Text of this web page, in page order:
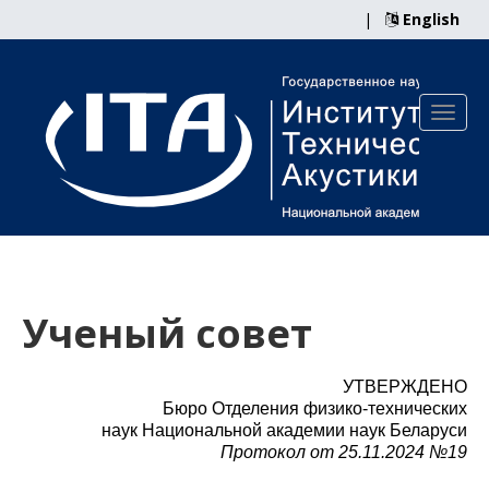
| English
Ученый совет
УТВЕРЖДЕНО
Бюро Отделения физико-технических
наук Национальной академии наук Беларуси
Протокол от 25.11.2024 №19